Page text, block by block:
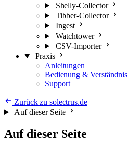
Shelly-Collector
Tibber-Collector
Ingest
Watchtower
CSV-Importer
Praxis
Anleitungen
Bedienung & Verständnis
Support
Zurück zu solectrus.de
Auf dieser Seite
Auf dieser Seite